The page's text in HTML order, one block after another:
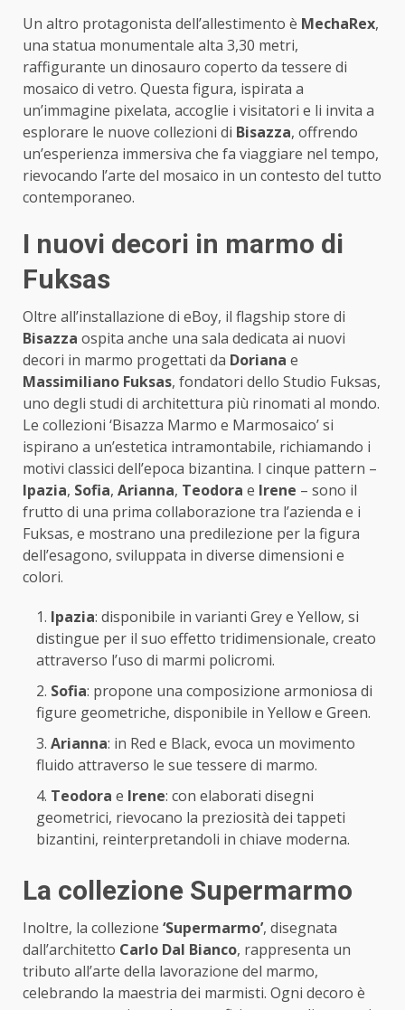
Un altro protagonista dell’allestimento è MechaRex,
una statua monumentale alta 3,30 metri,
raffigurante un dinosauro coperto da tessere di
mosaico di vetro. Questa figura, ispirata a
un’immagine pixelata, accoglie i visitatori e li invita a
esplorare le nuove collezioni di Bisazza, offrendo
un’esperienza immersiva che fa viaggiare nel tempo,
rievocando l’arte del mosaico in un contesto del tutto
contemporaneo.
I nuovi decori in marmo di
Fuksas
Oltre all’installazione di eBoy, il flagship store di
Bisazza ospita anche una sala dedicata ai nuovi
decori in marmo progettati da Doriana e
Massimiliano Fuksas, fondatori dello Studio Fuksas,
uno degli studi di architettura più rinomati al mondo.
Le collezioni ‘Bisazza Marmo e Marmosaico’ si
ispirano a un’estetica intramontabile, richiamando i
motivi classici dell’epoca bizantina. I cinque pattern –
Ipazia, Sofia, Arianna, Teodora e Irene – sono il
frutto di una prima collaborazione tra l’azienda e i
Fuksas, e mostrano una predilezione per la figura
dell’esagono, sviluppata in diverse dimensioni e
colori.
Ipazia: disponibile in varianti Grey e Yellow, si
distingue per il suo effetto tridimensionale, creato
attraverso l’uso di marmi policromi.
Sofia: propone una composizione armoniosa di
figure geometriche, disponibile in Yellow e Green.
Arianna: in Red e Black, evoca un movimento
fluido attraverso le sue tessere di marmo.
Teodora e Irene: con elaborati disegni
geometrici, rievocano la preziosità dei tappeti
bizantini, reinterpretandoli in chiave moderna.
La collezione Supermarmo
Inoltre, la collezione ‘Supermarmo’, disegnata
dall’architetto Carlo Dal Bianco, rappresenta un
tributo all’arte della lavorazione del marmo,
celebrando la maestria dei marmisti. Ogni decoro è